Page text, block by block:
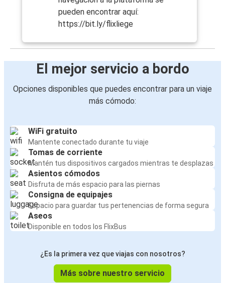
pueden encontrar aquí:
https://bit.ly/flixliege
El mejor servicio a bordo
Opciones disponibles que puedes encontrar para un viaje
más cómodo:
WiFi gratuito
Mantente conectado durante tu viaje
Tomas de corriente
Mantén tus dispositivos cargados mientras te desplazas
Asientos cómodos
Disfruta de más espacio para las piernas
Consigna de equipajes
Espacio para guardar tus pertenencias de forma segura
Aseos
Disponible en todos los FlixBus
¿Es la primera vez que viajas con nosotros?
Más sobre nuestro servicio